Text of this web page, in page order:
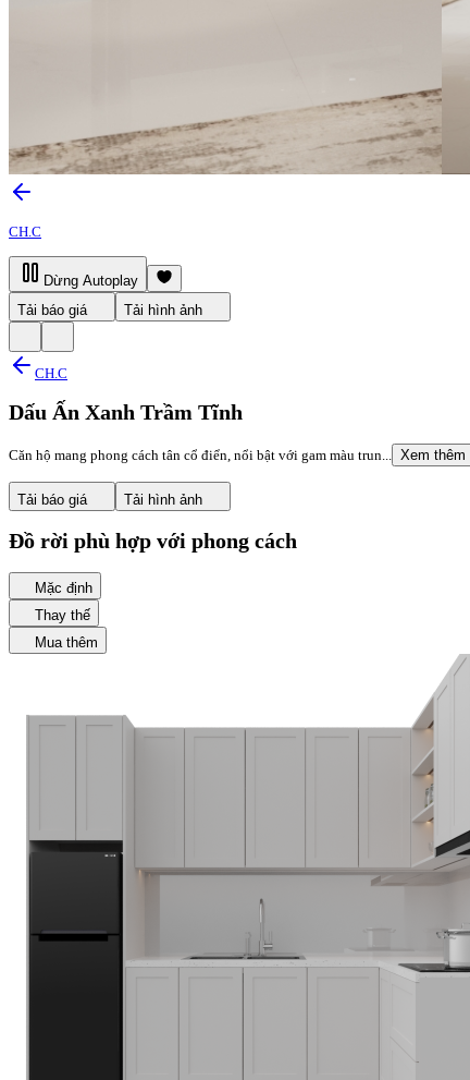
CH.C
Dừng Autoplay
Tải báo giá
Tải hình ảnh
CH.C
Dấu Ấn Xanh Trầm Tĩnh
Căn hộ mang phong cách tân cổ điển, nổi bật với gam màu trun... Xem thêm
Tải báo giá Tải hình ảnh
Đồ rời phù hợp với phong cách
Mặc định
Thay thế
Mua thêm